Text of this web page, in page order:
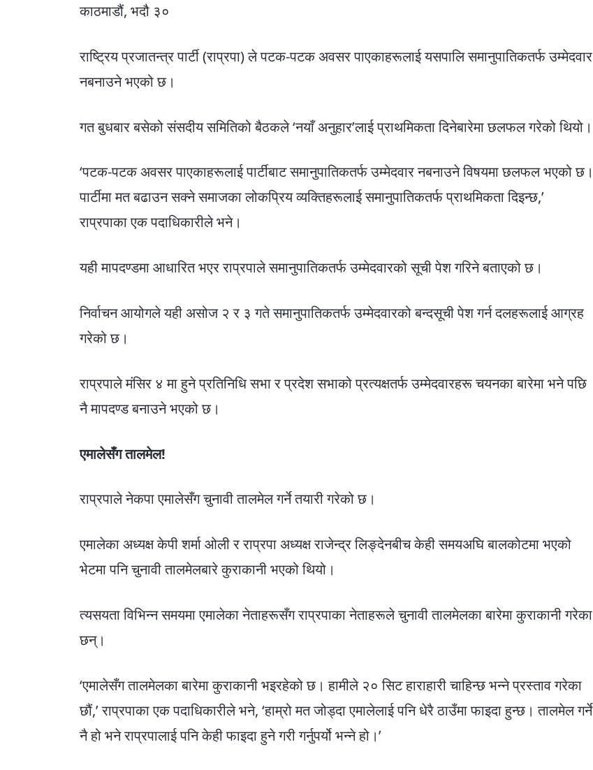
काठमाडौं, भदौ ३०
राष्ट्रिय प्रजातन्त्र पार्टी (राप्रपा) ले पटक-पटक अवसर पाएकाहरूलाई यसपालि समानुपातिकतर्फ उम्मेदवार
नबनाउने भएको छ।
गत बुधबार बसेको संसदीय समितिको बैठकले ‘नयाँ अनुहार’लाई प्राथमिकता दिनेबारेमा छलफल गरेको थियो।
‘पटक-पटक अवसर पाएकाहरूलाई पार्टीबाट समानुपातिकतर्फ उम्मेदवार नबनाउने विषयमा छलफल भएको छ।
पार्टीमा मत बढाउन सक्ने समाजका लोकप्रिय व्यक्तिहरूलाई समानुपातिकतर्फ प्राथमिकता दिइन्छ,’
राप्रपाका एक पदाधिकारीले भने।
यही मापदण्डमा आधारित भएर राप्रपाले समानुपातिकतर्फ उम्मेदवारको सूची पेश गरिने बताएको छ।
निर्वाचन आयोगले यही असोज २ र ३ गते समानुपातिकतर्फ उम्मेदवारको बन्दसूची पेश गर्न दलहरूलाई आग्रह
गरेको छ।
राप्रपाले मंसिर ४ मा हुने प्रतिनिधि सभा र प्रदेश सभाको प्रत्यक्षतर्फ उम्मेदवारहरू चयनका बारेमा भने पछि
नै मापदण्ड बनाउने भएको छ।
एमालेसँग तालमेल!
राप्रपाले नेकपा एमालेसँग चुनावी तालमेल गर्ने तयारी गरेको छ।
एमालेका अध्यक्ष केपी शर्मा ओली र राप्रपा अध्यक्ष राजेन्द्र लिङ्देनबीच केही समयअघि बालकोटमा भएको
भेटमा पनि चुनावी तालमेलबारे कुराकानी भएको थियो।
त्यसयता विभिन्न समयमा एमालेका नेताहरूसँग राप्रपाका नेताहरूले चुनावी तालमेलका बारेमा कुराकानी गरेका
छन्।
‘एमालेसँग तालमेलका बारेमा कुराकानी भइरहेको छ। हामीले २० सिट हाराहारी चाहिन्छ भन्ने प्रस्ताव गरेका
छौं,’ राप्रपाका एक पदाधिकारीले भने, ‘हाम्रो मत जोड्दा एमालेलाई पनि धेरै ठाउँमा फाइदा हुन्छ। तालमेल गर्ने
नै हो भने राप्रपालाई पनि केही फाइदा हुने गरी गर्नुपर्यो भन्ने हो।’